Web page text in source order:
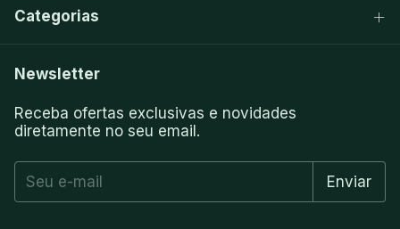
Categorias
Newsletter
Receba ofertas exclusivas e novidades
diretamente no seu email.